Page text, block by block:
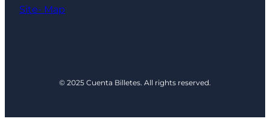
Site- Map
© 2025 Cuenta Billetes. All rights reserved.